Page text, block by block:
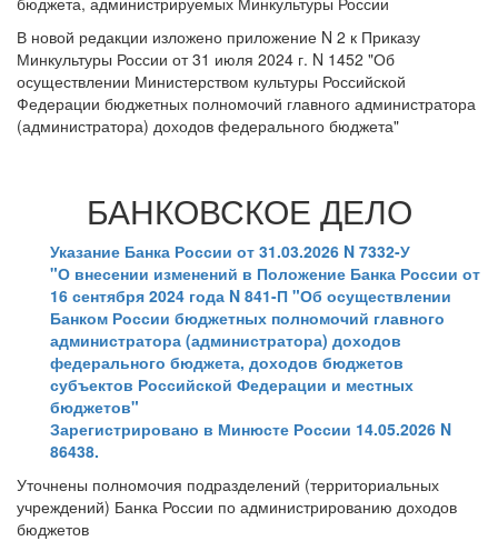
В новой редакции изложено приложение N 2 к Приказу
Минкультуры России от 31 июля 2024 г. N 1452 "Об
осуществлении Министерством культуры Российской
Федерации бюджетных полномочий главного администратора
(администратора) доходов федерального бюджета"
БАНКОВСКОЕ ДЕЛО
Указание Банка России от 31.03.2026 N 7332-У
"О внесении изменений в Положение Банка России от
16 сентября 2024 года N 841-П "Об осуществлении
Банком России бюджетных полномочий главного
администратора (администратора) доходов
федерального бюджета, доходов бюджетов
субъектов Российской Федерации и местных
бюджетов"
Зарегистрировано в Минюсте России 14.05.2026 N
86438.
Уточнены полномочия подразделений (территориальных
учреждений) Банка России по администрированию доходов
бюджетов